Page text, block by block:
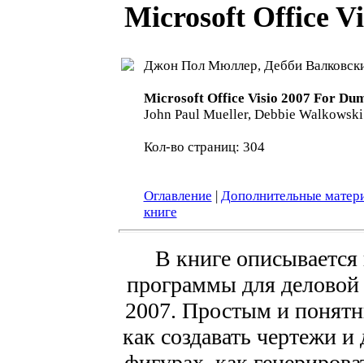
Microsoft Office
Джон Пол Мюллер, Дебби
Microsoft Office Visio 2007 For
John Paul Mueller, Debbie Walkowski
Кол-во страниц: 304
Оглавление | Дополнительные
книге
В книге
программы для
2007. Простым и
как создавать чертежи